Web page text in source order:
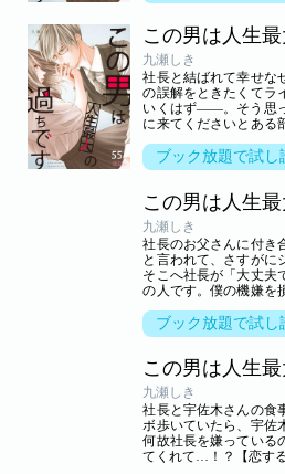
この男は人生
九瀬しき
社長と結ばれて幸せな
の誤解をときたくてラ
いくはず――。そう思
に来てくださいとある
ブック放題で試し
この男は人生
九瀬しき
社長のお父さんに付き
と言われて、さすがに
そこへ社長が「大丈夫
の人です。僕の機嫌を
ブック放題で試し
この男は人生
九瀬しき
社長と宇佐木さんの食
ボ歩いていたら、宇佐
何故社長を嫌っている
てくれて…！？【恋する